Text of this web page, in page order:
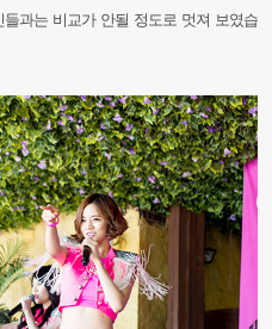
과는 비교가 안될 정도로 멋져 보였습